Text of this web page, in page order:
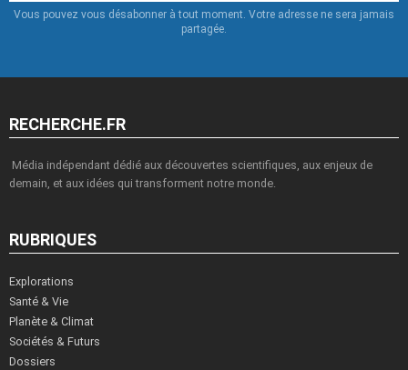
Vous pouvez vous désabonner à tout moment. Votre adresse ne sera jamais
partagée.
RECHERCHE.FR
Média indépendant dédié aux découvertes scientifiques, aux enjeux de
demain, et aux idées qui transforment notre monde.
RUBRIQUES
Explorations
Santé & Vie
Planète & Climat
Sociétés & Futurs
Dossiers